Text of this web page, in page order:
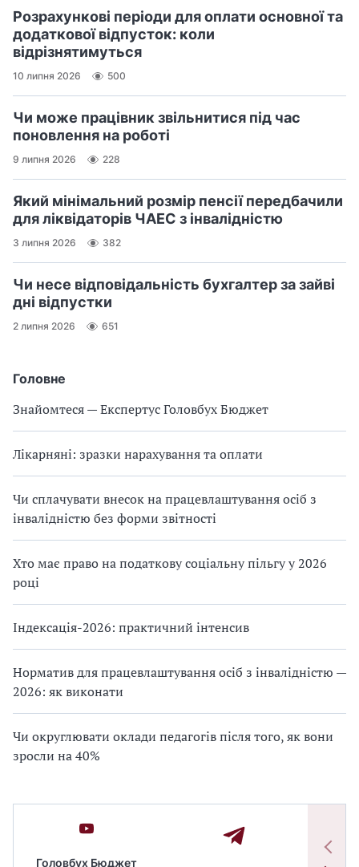
Головне
Знайомтеся — Експертус Головбух Бюджет
Лікарняні: зразки нарахування та оплати
Чи сплачувати внесок на працевлаштування осіб з
інвалідністю без форми звітності
Хто має право на податкову соціальну пільгу у 2026
році
Індексація-2026: практичний інтенсив
Норматив для працевлаштування осіб з інвалідністю —
2026: як виконати
Чи округлювати оклади педагогів після того, як вони
зросли на 40%
Головбух Бюджет
Розрахункові періоди для оплати основної та
додаткової відпусток: коли
відрізнятимуться
10 липня 2026 500
Чи може працівник звільнитися під час
поновлення на роботі
9 липня 2026 228
Який мінімальний розмір пенсії передбачили
для ліквідаторів ЧАЕС з інвалідністю
3 липня 2026 382
Чи несе відповідальність бухгалтер за зайві
дні відпустки
2 липня 2026 651